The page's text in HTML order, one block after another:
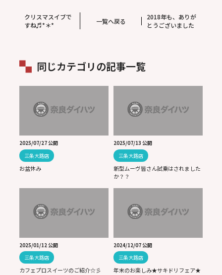
クリスマスイブで
すね♬*＊*
一覧へ戻る
2018年も、ありが
とうございました
同じカテゴリの記事一覧
2025/07/27 公開
三条大路店
お盆休み
2025/07/13 公開
三条大路店
新型ムーヴ皆さん試乗はされました
か？？
2025/01/12 公開
三条大路店
カフェプロスイーツのご紹介☆彡
2024/12/07 公開
三条大路店
年末のお楽しみ★サキドリフェア★